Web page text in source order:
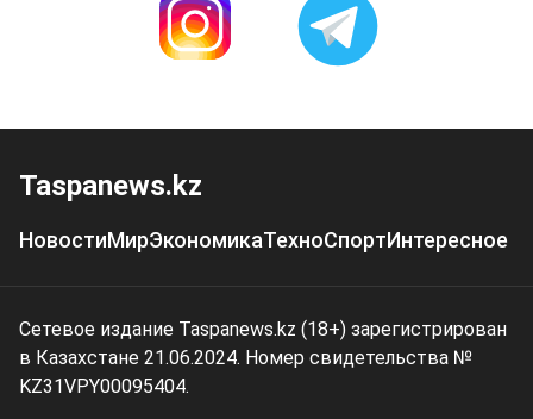
Taspanews.kz
НовостиМирЭкономикаТехноСпортИнтересное
Сетевое издание Taspanews.kz (18+) зарегистрирован
в Казахстане 21.06.2024. Номер свидетельства №
KZ31VPY00095404.